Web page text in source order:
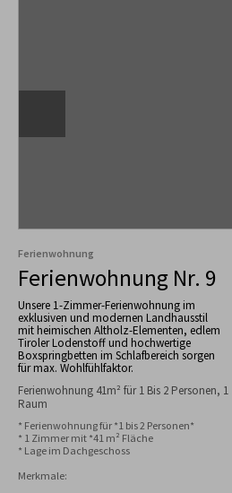
Ferienwohnung
Ferienwohnung Nr. 9
Unsere 1-Zimmer-Ferienwohnung im
exklusiven und modernen Landhausstil
mit heimischen Altholz-Elementen, edlem
Tiroler Lodenstoff und hochwertige
Boxspringbetten im Schlafbereich sorgen
für max. Wohlfühlfaktor.
Ferienwohnung 41m² für 1 Bis 2 Personen, 1
Raum
* Ferienwohnung für *1 bis 2 Personen*
* 1 Zimmer mit *41 m² Fläche
* Lage im Dachgeschoss
Merkmale: